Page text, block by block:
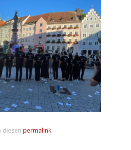
diesenpermalink.